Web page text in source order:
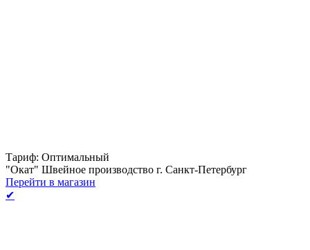
Тариф: Оптимальный
"Окат" Швейное производство г. Санкт-Петербург
Перейти в магазин
✔